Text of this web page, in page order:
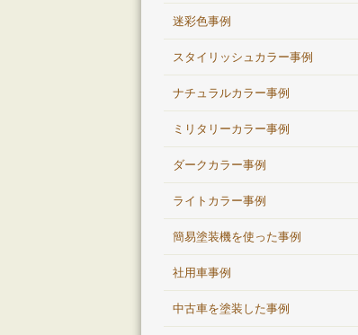
迷彩色事例
スタイリッシュカラー事例
ナチュラルカラー事例
ミリタリーカラー事例
ダークカラー事例
ライトカラー事例
簡易塗装機を使った事例
社用車事例
中古車を塗装した事例